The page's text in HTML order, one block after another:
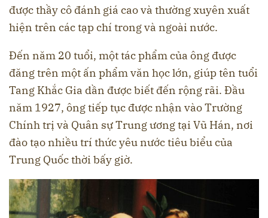
được thầy cô đánh giá cao và thường xuyên xuất
hiện trên các tạp chí trong và ngoài nước.
Đến năm 20 tuổi, một tác phẩm của ông được
đăng trên một ấn phẩm văn học lớn, giúp tên tuổi
Tang Khắc Gia dần được biết đến rộng rãi. Đầu
năm 1927, ông tiếp tục được nhận vào Trường
Chính trị và Quân sự Trung ương tại Vũ Hán, nơi
đào tạo nhiều trí thức yêu nước tiêu biểu của
Trung Quốc thời bấy giờ.